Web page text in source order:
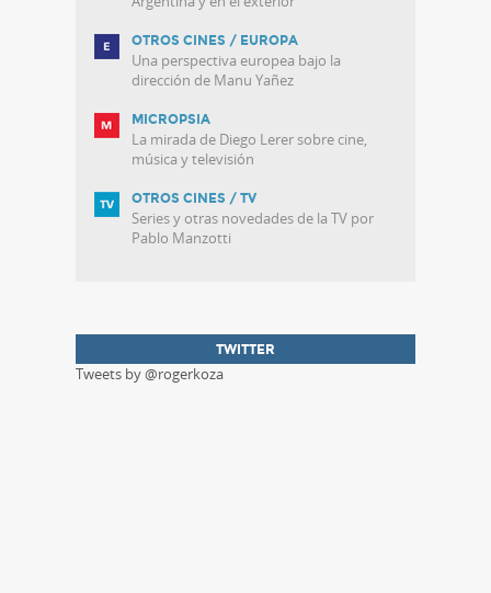
OTROS CINES / EUROPA
Una perspectiva europea bajo la
dirección de Manu Yañez
MICROPSIA
La mirada de Diego Lerer sobre cine,
música y televisión
OTROS CINES / TV
Series y otras novedades de la TV por
Pablo Manzotti
TWITTER
Tweets by @rogerkoza